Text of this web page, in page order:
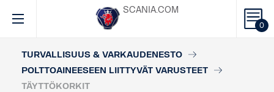
0
SCANIA.COM
TURVALLISUUS & VARKAUDENESTO
POLTTOAINEESEEN LIITTYVÄT VARUSTEET
TÄYTTÖKORKIT